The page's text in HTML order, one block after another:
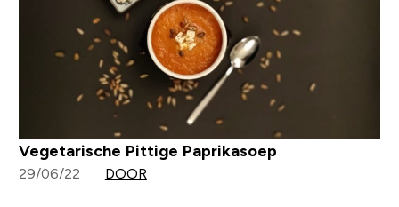
Vegetarische Pittige Paprikasoep
29/06/22 DOOR